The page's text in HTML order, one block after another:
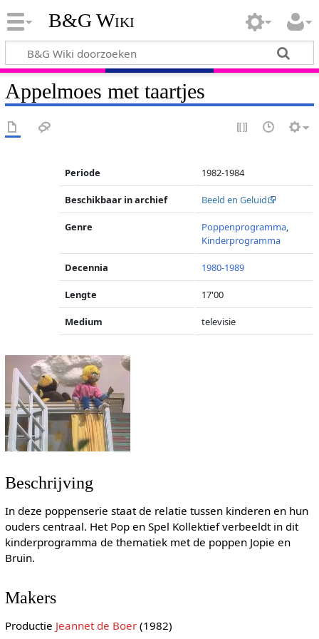
B&G Wiki
Appelmoes met taartjes
Periode 1982-1984
Beschikbaar in archief Beeld en Geluid
Genre Poppenprogramma,
Kinderprogramma
Decennia 1980-1989
Lengte 17'00
Medium televisie
Beschrijving
In deze poppenserie staat de relatie tussen kinderen en hun
ouders centraal. Het Pop en Spel Kollektief verbeeldt in dit
kinderprogramma de thematiek met de poppen Jopie en
Bruin.
Makers
Productie Jeannet de Boer(1982)